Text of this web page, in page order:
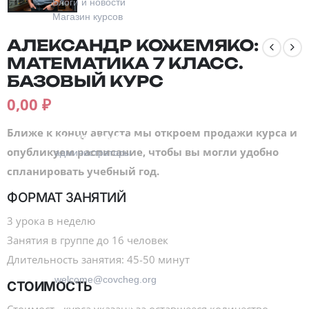
АЛЕКСАНДР КОЖЕМЯКО:
МАТЕМАТИКА 7 КЛАСС.
БАЗОВЫЙ КУРС
0,00 ₽
Ближе к концу августа мы откроем продажи курса и
опубликуем расписание, чтобы вы могли удобно
спланировать учебный год.
ФОРМАТ ЗАНЯТИЙ
3 урока в неделю
Занятия в группе до 16 человек
Длительность занятия: 45-50 минут
СТОИМОСТЬ
Магазин курсов
+7 (915) 129-92-36
администраторы
welcome@covcheg.org